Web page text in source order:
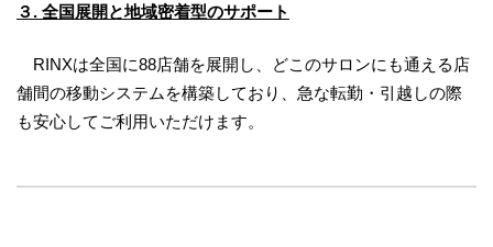
３. 全国展開と地域密着型のサポート
RINXは全国に88店舗を展開し、どこのサロンにも通える店
舗間の移動システムを構築しており、急な転勤・引越しの際
も安心してご利用いただけます。